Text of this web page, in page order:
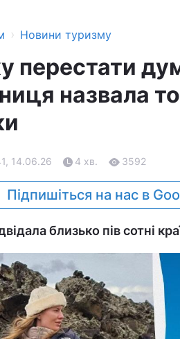
› Новини туризму
перестати
назвала
14.06.26 4 хв. 3592
Підпишіться на нас в
близько пів сотні